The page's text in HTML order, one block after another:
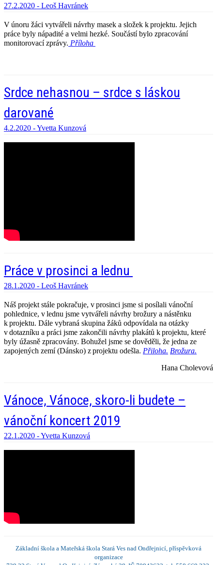
27.2.2020 - Leoš Havránek
V únoru žáci vytvářeli návrhy masek a složek k projektu. Jejich
práce byly nápadité a velmi hezké. Součástí bylo zpracování
monitorovací zprávy. Příloha
Srdce nehasnou – srdce s láskou
darované
4.2.2020 -Yvetta Kunzová
Práce v prosinci a lednu
28.1.2020 - Leoš Havránek
Náš projekt stále pokračuje, v prosinci jsme si posílali vánoční
pohlednice, v lednu jsme vytvářeli návrhy brožury a nástěnku
k projektu. Dále vybraná skupina žáků odpovídala na otázky
v dotazníku a práci jsme zakončili návrhy plakátů kprojektu, které
byly úžasně zpracovány. Bohužel jsme se dověděli, že jedna ze
zapojených zemí(Dánsko) z projektu odešla. Přiloha. Brožura.
Hana Cholevová
Vánoce, Vánoce, skoro-li budete –
vánoční koncert 2019
22.1.2020 -Yvetta Kunzová
Základní škola a Mateřská škola Stará Ves nad Ondřejnicí, příspěvková
organizace